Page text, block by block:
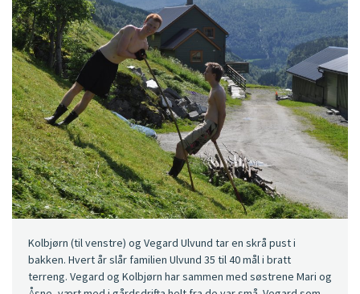
Kolbjørn (til venstre) og Vegard Ulvund tar en skrå pust i
bakken. Hvert år slår familien Ulvund 35 til 40 mål i bratt
terreng. Vegard og Kolbjørn har sammen med søstrene Mari og